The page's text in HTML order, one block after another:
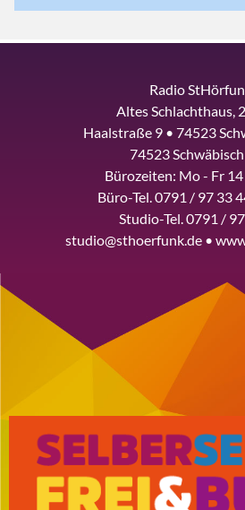
Radio
Altes Schlachthaus,
Haalstraße 9 • 74523
74523
Bürozeiten: Mo - Fr
Büro-Tel. 0791 / 97 33
Studio-Tel. 0791 /
studio@sthoerfunk.de •